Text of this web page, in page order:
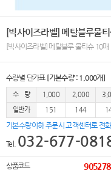
[빅사이즈라벨] 메탈블루물
[빅사이즈라벨] 메탈블루 물티슈 10매
수량별 단가표 [기본수량 : 1,000개]
수 량 1,000 2,000
일반가
151 144
기본수량이하 주문시 고객센터로 전
Tel. 032-677-
상품코드 905278